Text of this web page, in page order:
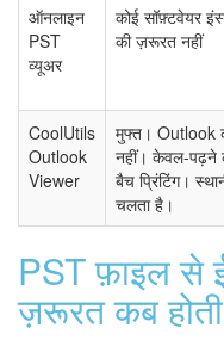
ऑनलाइन
PST
व्यूअर
कोई सॉफ़्टवेयर
की ज़रूरत नहीं
CoolUtils
Outlook
Viewer
मुफ्त। Outlook
नहीं। केवल-पढ़ने
बैच प्रिंटिंग।
चलता है।
PST फ़ाइल से
ज़रूरत कब